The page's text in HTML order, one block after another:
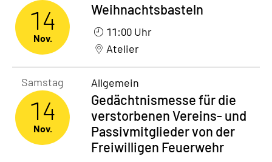
14
Nov.
Weihnachtsbasteln
11:00 Uhr
Atelier
Samstag
14
Nov.
Gedächtnismesse für die
verstorbenen Vereins- und
Passivmitglieder von der
Freiwilligen Feuerwehr
Allgemein